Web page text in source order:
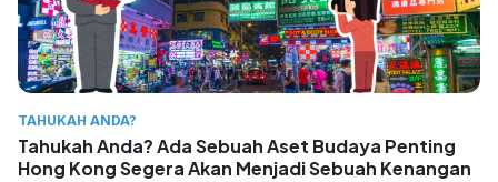
TAHUKAH ANDA?
Tahukah Anda? Ada Sebuah Aset Budaya Penting
Hong Kong Segera Akan Menjadi Sebuah Kenangan